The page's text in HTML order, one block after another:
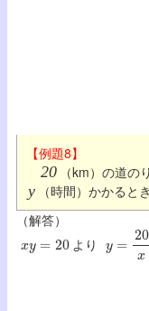
【例題8】
20 （km）の道の
y （時間）かかると
（解答）
x 20 より 20x